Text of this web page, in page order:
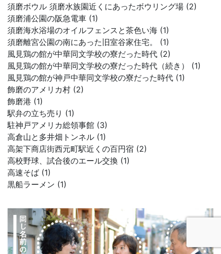
須磨ボウル 須磨水族園近くにあったボウリング場 (2)
須磨浦公園の阪急電車 (1)
須磨海水浴場のオイルフェンスと茶色い海 (1)
須磨離宮公園の南にあった旧室谷家住宅。 (1)
風見鶏の館が中華同文学校の寮だった時代 (2)
風見鶏の館が中華同文学校の寮だった時代（続き） (1)
風見鶏の館が神戸中華同文学校の寮だった時代 (1)
飾磨のアメリカ村 (2)
飾磨港 (1)
駅弁の立ち売り (1)
駐神戸アメリカ総領事館 (3)
高倉山と多井畑トンネル (1)
高架下商店街西元町駅近くの百円宿 (2)
高校野球、試合後のエール交換 (1)
高速そば (1)
黒船ラーメン (1)